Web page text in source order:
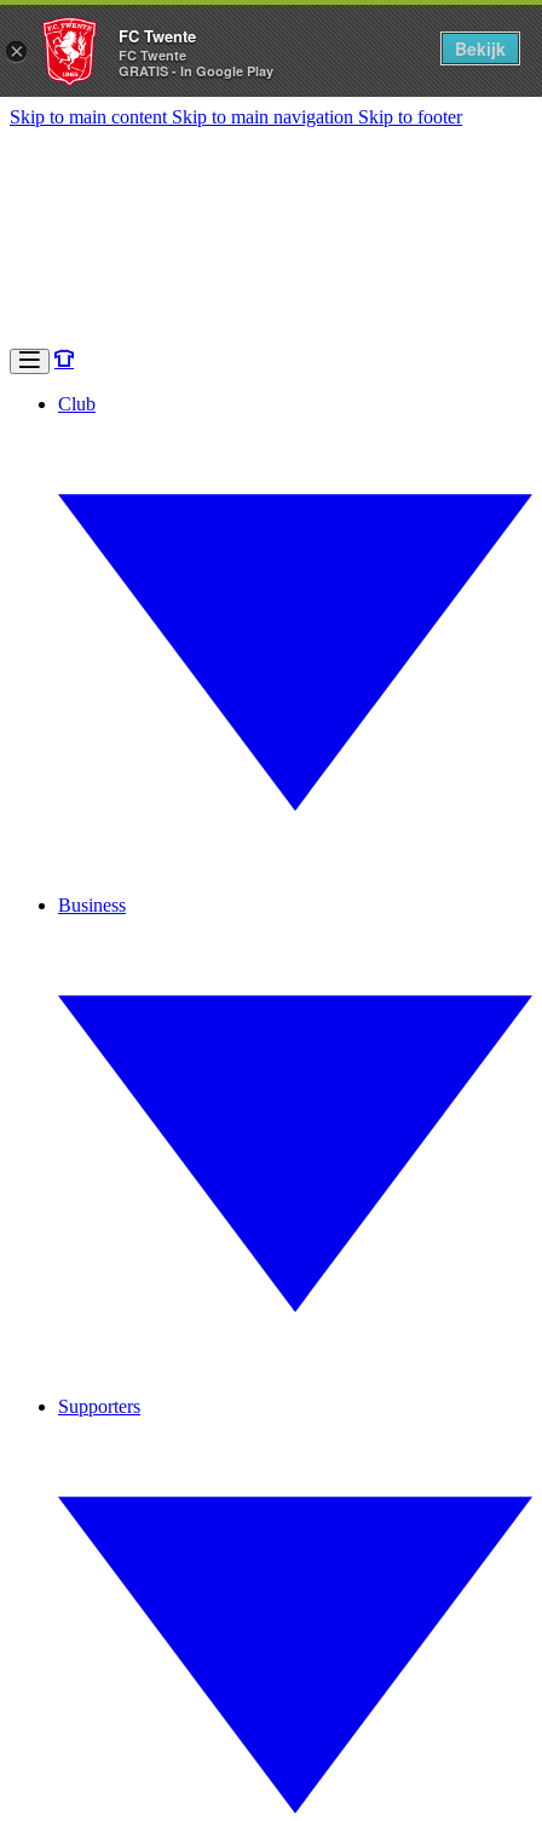
Skip to main content Skip to main navigation Skip to footer
Club
Business
Supporters
×
FC Twente
FC Twente
GRATIS - In Google Play
Bekijk